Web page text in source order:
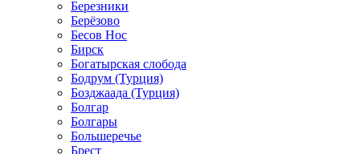
Березники
Берёзово
Бесов Нос
Бирск
Богатырская слобода
Бодрум (Турция)
Бозджаада (Турция)
Болгар
Болгары
Большеречье
Брест